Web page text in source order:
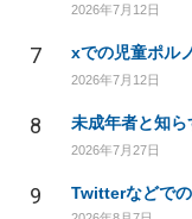
2026年7月12日
7 xでの児童ポル
2026年7月12日
8 未成年者と知ら
2026年7月27日
9 Twitterなどで